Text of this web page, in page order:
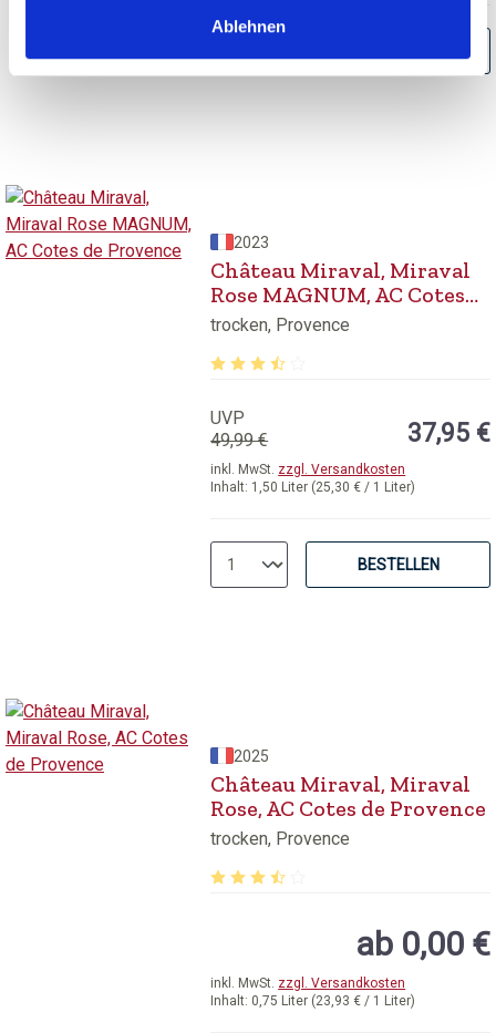
Ablehnen
2023
Château Miraval, Miraval
Rose MAGNUM, AC Cotes
de Provence
trocken, Provence
Inhalt: 1,50 Liter (25,30 € / 1 Liter)
inkl. MwSt. zzgl. Versandkosten
UVP
49,99 €
37,95 €
BESTELLEN
2025
Château Miraval, Miraval
Rose, AC Cotes de Provence
trocken, Provence
Inhalt: 0,75 Liter (23,93 € / 1 Liter)
inkl. MwSt. zzgl. Versandkosten
ab 0,00 €